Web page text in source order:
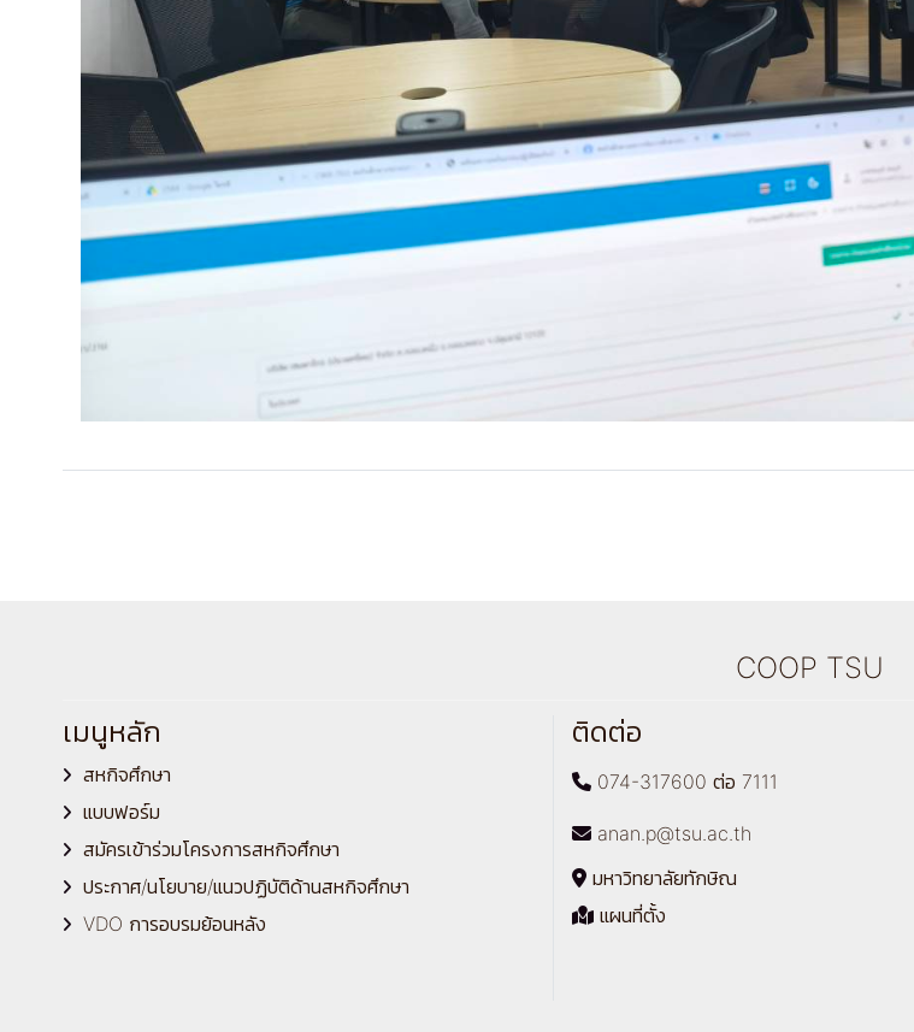
COOP TSU
เมนูหลัก
สหกิจศึกษา
แบบฟอร์ม
สมัครเข้าร่วมโครงการสหกิจศึกษา
ประกาศ/นโยบาย/แนวปฏิบัติด้านสหกิจศึกษา
VDO การอบรมย้อนหลัง
ติดต่อ
074-317600 ต่อ 7111
anan.p@tsu.ac.th
มหาวิทยาลัยทักษิณ
แผนที่ตั้ง